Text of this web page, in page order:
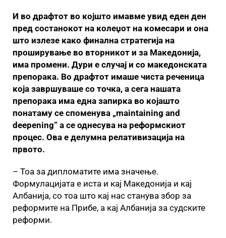
И во драфтот во којшто имавме увид еден ден
пред состанокот на колеџот на комесари и она
што излезе како финална стратегија на
проширување во вторникот и за Македонија,
има промени. Дури е случај и со македонската
препорака. Во драфтот имаше чиста реченица
која завршуваше со точка, а сега нашата
препорака има една запирка во којашто
понатаму се споменува „maintaining and
deepening“ а се однесува на реформскиот
процес. Ова е делумна релативизација на
првото.
– Тоа за дипломатите има значење.
Формулацијата е иста и кај Македонија и кај
Албанија, со тоа што кај нас станува збор за
реформите на Прибе, а кај Албанија за судските
реформи.